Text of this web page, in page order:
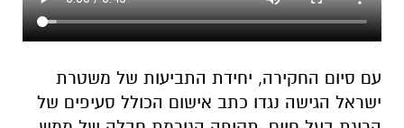
ישראל הגישה נגדו כתב אישום הכולל סעיפים של
הריגת בעל חיים, תקיפה הגורמת חבלה של ממש,
המשטרה הגישה בנוסף בקשה להאריך את מעצרו
עד תום ההליכים.